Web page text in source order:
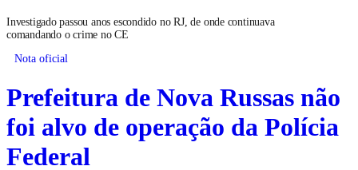
Investigado passou anos escondido no RJ, de onde continuava
comandando o crime no CE
Nota oficial
Prefeitura de Nova Russas não
foi alvo de operação da Polícia
Federal